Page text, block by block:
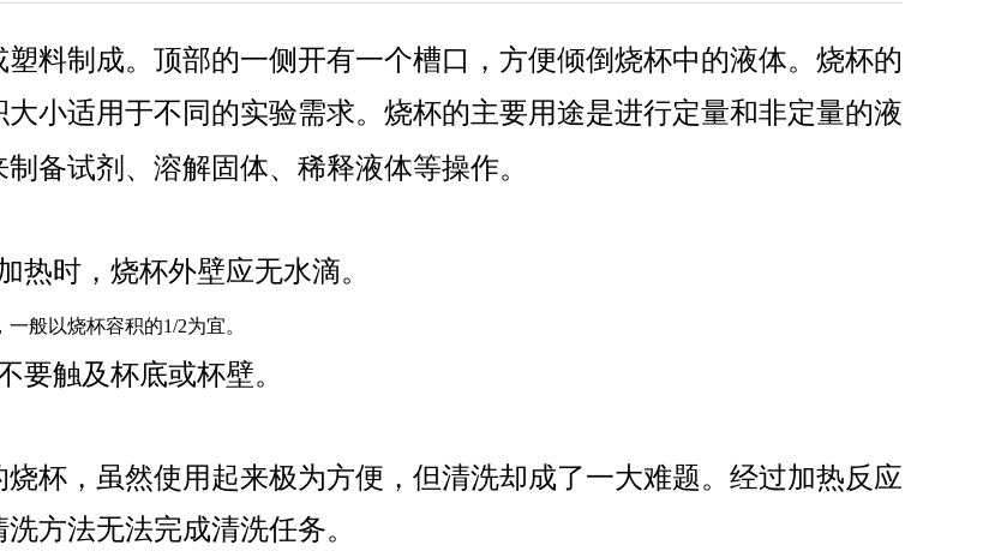
验室洗
料制成。 顶部的一侧开有一个槽口， 方便倾倒烧杯中的液体。烧杯的
小适用于不同的实验需求。烧杯的主要用途是进行定量和非定量的液
备试剂、溶解固体、稀释液体等操作。
热时，烧杯外壁应无水滴。
一般以烧杯容积的1/2为宜。
要触及杯底或杯壁。
杯，虽然使用起来极为方便，但清洗却成了一大难题。经过加热反应
方法无法完成清洗任务。